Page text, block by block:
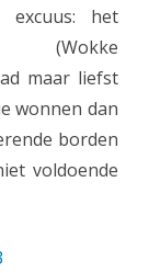
het
maar liefst
wonnen dan
borden
voldoende